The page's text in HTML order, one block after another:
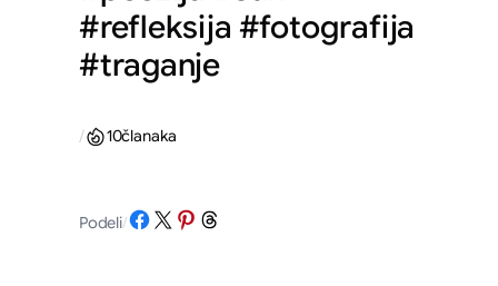
#refleksija #fotografija
#traganje
/ 10članaka
Podeli/Share on Facebook
Share on X Share on Pinterest
Share on Threads